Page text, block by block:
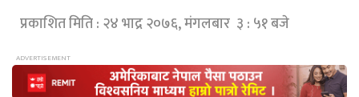
प्रकाशित मिति : २४ भाद्र २०७६, मंगलबार ३ : ५१ बजे